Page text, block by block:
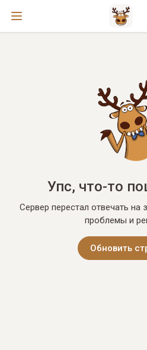
Упс, что-то
Сервер перестал отвечать
проблемы и
Обновить